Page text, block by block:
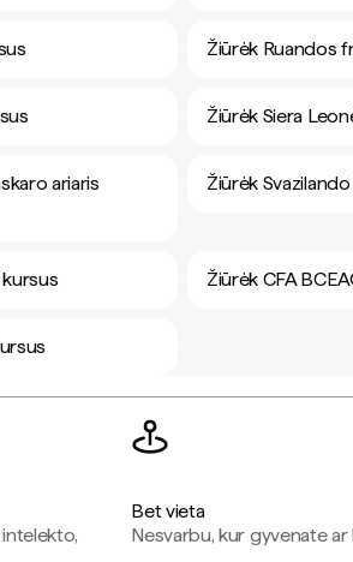
Žiūrėk Ruandos
Žiūrėk Siera
ariaris
Žiūrėk
Žiūrėk CFA
Bet vieta
Nesvarbu, kur gyvenate ar